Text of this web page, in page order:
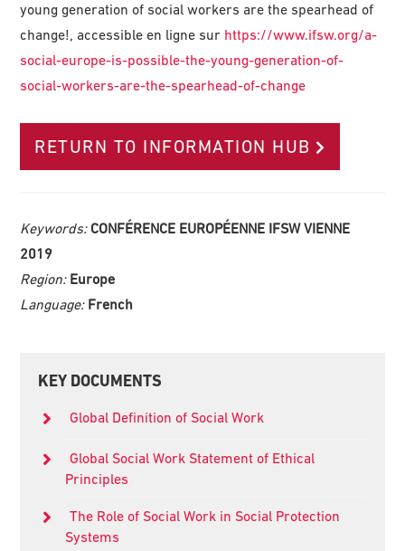
young generation of social workers are the spearhead of
change!, accessible en ligne sur https://www.ifsw.org/a-
social-europe-is-possible-the-young-generation-of-
social-workers-are-the-spearhead-of-change
RETURN TO INFORMATION HUB
Keywords: CONFÉRENCE EUROPÉENNE IFSW VIENNE
2019
Region: Europe
Language: French
Primary
KEY DOCUMENTS
Global Definition of Social Work
Global Social Work Statement of Ethical
Principles
The Role of Social Work in Social Protection
Systems